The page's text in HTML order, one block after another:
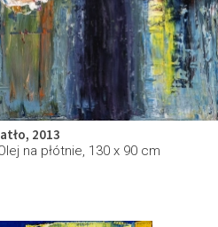
2013
na płótnie, 130 x 90 cm